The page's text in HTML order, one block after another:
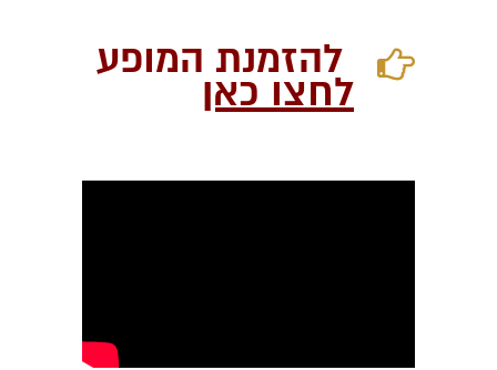
להזמנת המופע
לחצו כאן